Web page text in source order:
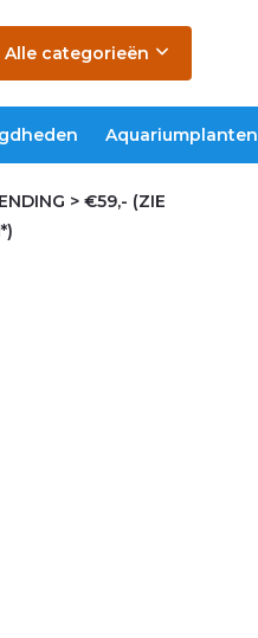
Alle categorieën
Aquariumplanten
> €59,- (ZIE